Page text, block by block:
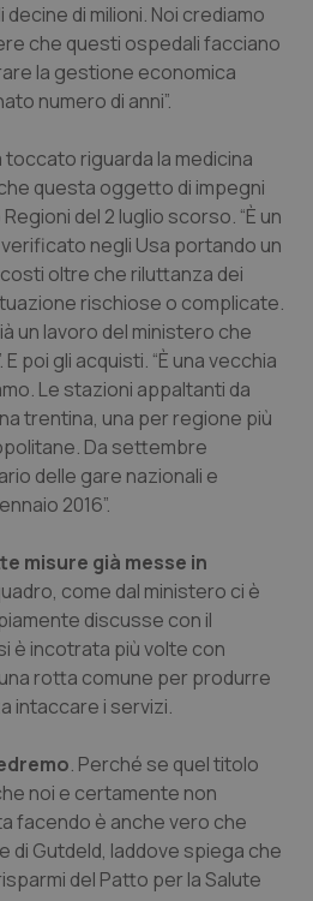
urogenitali
& Testa Collo
di milioni. Noi crediamo
che questi ospedali facciano
la gestione economica
numero di anni”.
riguarda la medicina
questa oggetto di impegni
del 2 luglio scorso. “È un
negli Usa portando un
oltre che riluttanza dei
rischiose o complicate.
un lavoro del ministero che
poi gli acquisti. “È una vecchia
Le stazioni appaltanti da
trentina, una per regione più
Da settembre
delle gare nazionali e
2016”.
misure già messe in
come dal ministero ci è
discusse con il
è incotrata più volte con
rotta comune per produrre
intaccare i servizi.
. Perché se quel titolo
noi e certamente non
facendo è anche vero che
di Gutdeld, laddove spiega che
del Patto per la Salute